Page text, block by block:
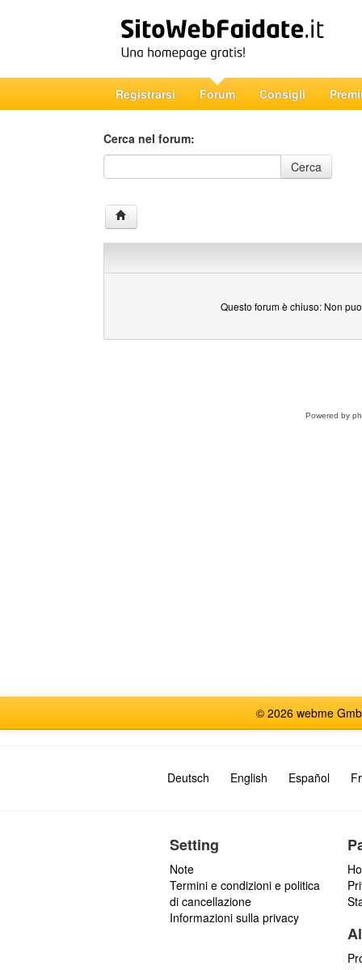
Registrarsi Forum Consigli
Cerca nel forum:
Cerca nel forum
Cerca
Questo forum è chiuso: Non
Powered by
© 2026 webme
Deutsch English Español
Setting
Note
Termini e condizioni e politica
di cancellazione
Informazioni sulla privacy